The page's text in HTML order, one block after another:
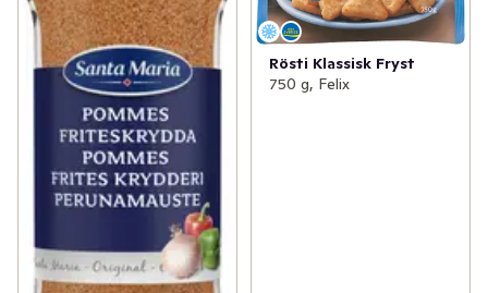
Rösti Klassisk Fryst
750 g, Felix